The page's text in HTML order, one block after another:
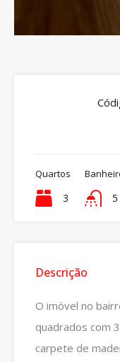
Quartos
3 5
Descrição
O imóvel no
quadrados com
carpete de